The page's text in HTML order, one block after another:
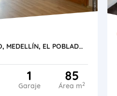
VENTA, APARTAMENTO, MEDELLÍN, EL POBLADO, VIZCAYA
1
Garaje
85
Área m2